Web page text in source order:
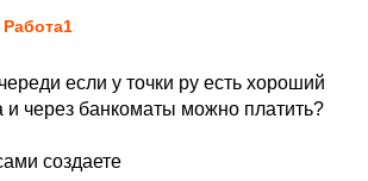
Работа1
если у точки ру есть хороший
и через банкоматы можно платить?
создаете